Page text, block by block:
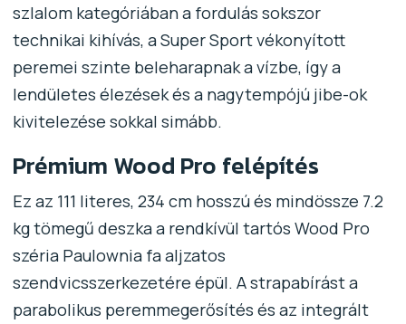
szlalom kategóriában a fordulás sokszor
technikai kihívás, a Super Sport vékonyított
peremei szinte beleharapnak a vízbe, így a
lendületes élezések és a nagytempójú jibe-ok
kivitelezése sokkal simább.
Prémium Wood Pro felépítés
Ez az 111 literes, 234 cm hosszú és mindössze 7.2
kg tömegű deszka a rendkívül tartós Wood Pro
széria Paulownia fa aljzatos
szendvicsszerkezetére épül. A strapabírást a
parabolikus peremmegerősítés és az integrált